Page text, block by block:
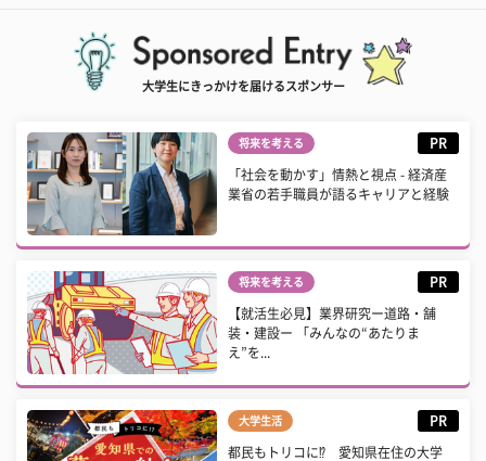
大学生にきっかけを届けるスポンサー
将来を考える PR
「社会を動かす」情熱と視点 - 経済産
業省の若手職員が語るキャリアと経験
将来を考える PR
【就活生必見】業界研究ー道路・舗
装・建設ー 「みんなの“あたりま
え”を...
大学生活 PR
都民もトリコに⁉ 愛知県在住の大学